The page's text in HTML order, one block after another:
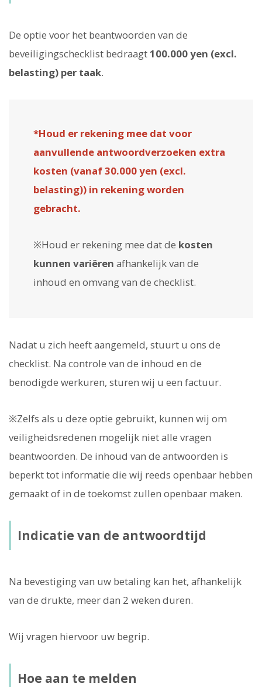
De optie voor het beantwoorden van de
beveiligingschecklist bedraagt100.000 yen (excl.
belasting) per taak.
*Houd er rekening mee dat voor
aanvullende antwoordverzoeken extra
kosten (vanaf 30.000 yen (excl.
belasting)) in rekening worden
gebracht.
※Houd er rekening mee dat de kosten
kunnen variëren afhankelijk van de
inhoud en omvang van de checklist.
Nadat u zich heeft aangemeld, stuurt u ons de
checklist. Na controle van de inhoud en de
benodigde werkuren, sturen wij u een factuur.
※Zelfs als u deze optie gebruikt, kunnen wij om
veiligheidsredenen mogelijk niet alle vragen
beantwoorden. De inhoud van de antwoorden is
beperkt tot informatie die wij reeds openbaar hebben
gemaakt of in de toekomst zullen openbaar maken.
Indicatie van de antwoordtijd
Na bevestiging van uw betaling kan het, afhankelijk
van de drukte, meer dan 2 weken duren.
Wij vragen hiervoor uw begrip.
Hoe aan te melden